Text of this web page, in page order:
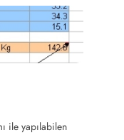
ile yapılabilen